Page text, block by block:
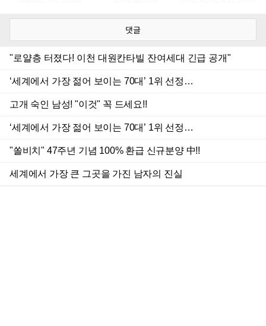
댓글